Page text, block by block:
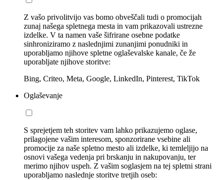
Z vašo privolitvijo vas bomo obveščali tudi o promocijah
zunaj našega spletnega mesta in vam prikazovali ustrezne
izdelke. V ta namen vaše šifrirane osebne podatke
sinhroniziramo z naslednjimi zunanjimi ponudniki in
uporabljamo njihove spletne oglaševalske kanale, če že
uporabljate njihove storitve:
Bing, Criteo, Meta, Google, LinkedIn, Pinterest, TikTok
Oglaševanje
S sprejetjem teh storitev vam lahko prikazujemo oglase,
prilagojene vašim interesom, sponzorirane vsebine ali
promocije za naše spletno mesto ali izdelke, ki temleljijo na
osnovi vašega vedenja pri brskanju in nakupovanju, ter
merimo njihov uspeh. Z vašim soglasjem na tej spletni strani
uporabljamo naslednje storitve tretjih oseb: